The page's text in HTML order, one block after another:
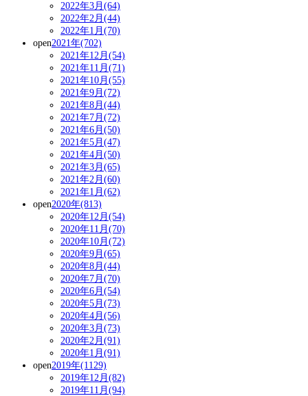
2022年3月(64)
2022年2月(44)
2022年1月(70)
open2021年(702)
2021年12月(54)
2021年11月(71)
2021年10月(55)
2021年9月(72)
2021年8月(44)
2021年7月(72)
2021年6月(50)
2021年5月(47)
2021年4月(50)
2021年3月(65)
2021年2月(60)
2021年1月(62)
open2020年(813)
2020年12月(54)
2020年11月(70)
2020年10月(72)
2020年9月(65)
2020年8月(44)
2020年7月(70)
2020年6月(54)
2020年5月(73)
2020年4月(56)
2020年3月(73)
2020年2月(91)
2020年1月(91)
open2019年(1129)
2019年12月(82)
2019年11月(94)